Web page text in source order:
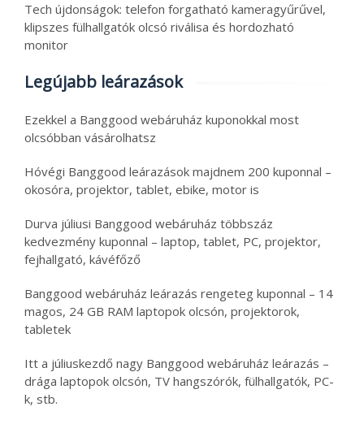
Tech újdonságok: telefon forgatható kameragyűrűvel,
klipszes fülhallgatók olcsó riválisa és hordozható
monitor
Legújabb leárazások
Ezekkel a Banggood webáruház kuponokkal most
olcsóbban vásárolhatsz
Hóvégi Banggood leárazások majdnem 200 kuponnal –
okosóra, projektor, tablet, ebike, motor is
Durva júliusi Banggood webáruház többszáz
kedvezmény kuponnal – laptop, tablet, PC, projektor,
fejhallgató, kávéfőző
Banggood webáruház leárazás rengeteg kuponnal – 14
magos, 24 GB RAM laptopok olcsón, projektorok,
tabletek
Itt a júliuskezdő nagy Banggood webáruház leárazás –
drága laptopok olcsón, TV hangszórók, fülhallgatók, PC-
k, stb.